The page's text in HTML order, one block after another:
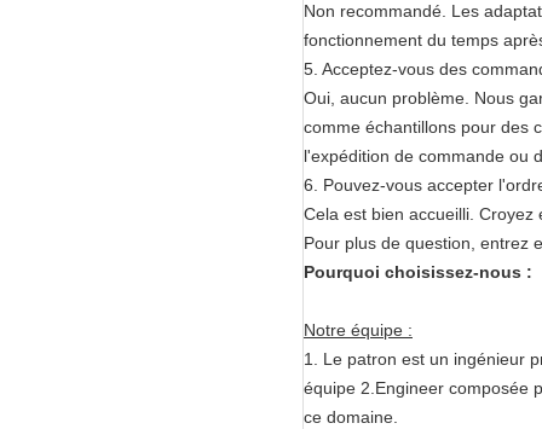
Non recommandé. Les
fonctionnement du temps
5. Acceptez-vous des
Oui, aucun problème. Nous
comme échantillons pour des
l'expédition de commande ou
6. Pouvez-vous accepter
Cela est bien accueilli.
Pour plus de question, entrez
Pourquoi choisissez-nous :
Notre équipe :
1. Le patron est un ingénieur
équipe 2.Engineer composée
ce domaine.